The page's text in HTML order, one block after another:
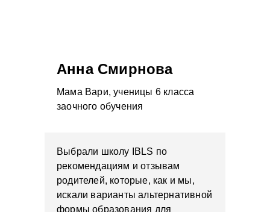
Анна Смирнова
Мама Вари, ученицы 6 класса
заочного обучения
Выбрали школу IBLS по
рекомендациям и отзывам
родителей, которые, как и мы,
искали варианты альтернативной
формы образования для